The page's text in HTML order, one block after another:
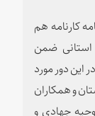
کارنامه هم
ضمن
این دور مورد
و همکاران
جهادی و